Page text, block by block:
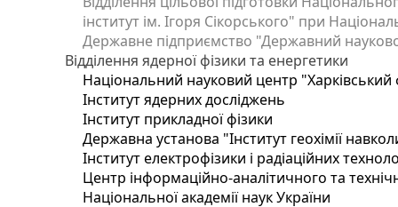
інститут ім. Ігоря Сікорського" при
Державне підприємство "Державний
Відділення ядерної фізики та енергетики
Національний науковий центр "Харківський
Інститут ядерних досліджень
Інститут прикладної фізики
Державна установа "Інститут геохімії
Інститут електрофізики і радіаційних
Центр інформаційно-аналітичного та
Національної академії наук України